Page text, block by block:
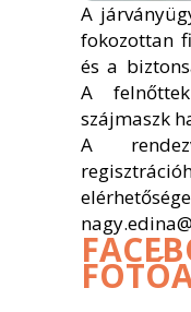
A
fokozottan
és a
A
szájmaszk
A